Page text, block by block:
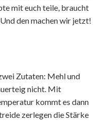
mit euch teile, braucht
den machen wir jetzt!
Zutaten: Mehl und
nicht. Mit
kommt es dann
zerlegen die Stärke